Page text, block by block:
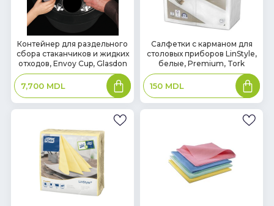
В
наличии
Контейнер для раздельного
сбора стаканчиков и жидких
отходов, Envoy Cup, Glasdon
7,700 MDL
В
корзину
наличии
Салфетки с карманом для
столовых приборов LinStyle,
белые, Premium, Tork
150 MDL
В
корзину